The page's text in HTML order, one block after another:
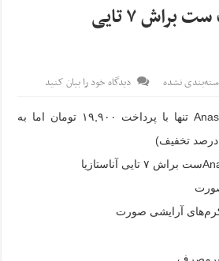
۴۳درصد تخفیف ست براش ۷ تایی
نشده دیدگاه خود را بیان کنید
تومان اما به
آرایشی صورت